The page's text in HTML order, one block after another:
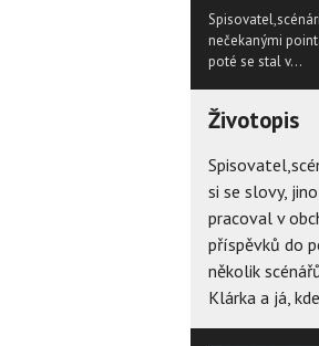
nečekanými
poté se stal v...
Životopis
si se slovy,
pracoval v
příspěvků do
několik
Klárka a já,